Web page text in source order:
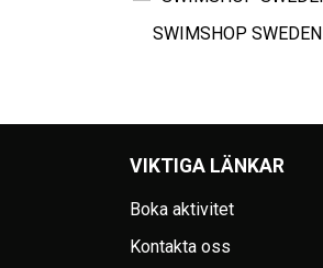
SWIMSHOP SWEDEN
VIKTIGA LÄNKAR
Boka aktivitet
Kontakta oss